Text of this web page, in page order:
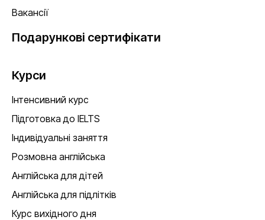
Вакансії
Подарункові сертифікати
Курси
Інтенсивний курс
Підготовка до IELTS
Індивідуальні заняття
Розмовна англійська
Англійська для дітей
Англійська для підлітків
Курс вихідного дня